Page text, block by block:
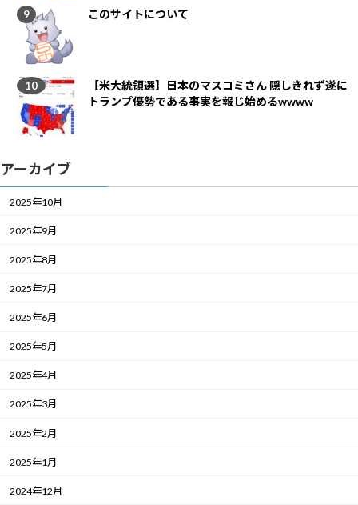
このサイトについて
【米大統領選】日本のマスコミさん 隠しきれず遂に
トランプ優勢である事実を報じ始めるwwww
アーカイブ
2025年10月
2025年9月
2025年8月
2025年7月
2025年6月
2025年5月
2025年4月
2025年3月
2025年2月
2025年1月
2024年12月